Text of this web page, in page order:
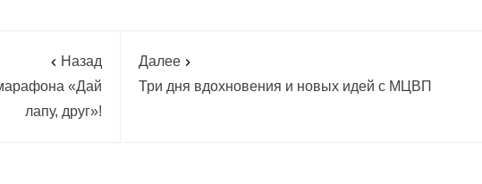
Назад
«Дай
лапу, друг»!
Далее
Три дня вдохновения и новых идей с МЦВП